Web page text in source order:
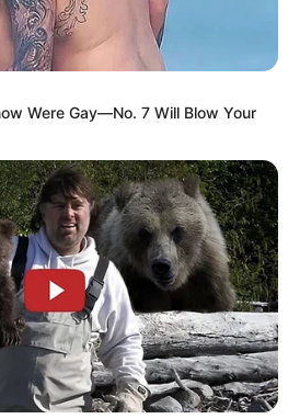
Were Gay—No. 7 Will Blow Your